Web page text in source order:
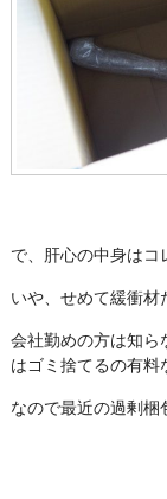
で、肝心の中身はコ
いや、せめて緩衝
会社勤めの方は知ら
はゴミ捨てるの有料
なので最近の過剰梱